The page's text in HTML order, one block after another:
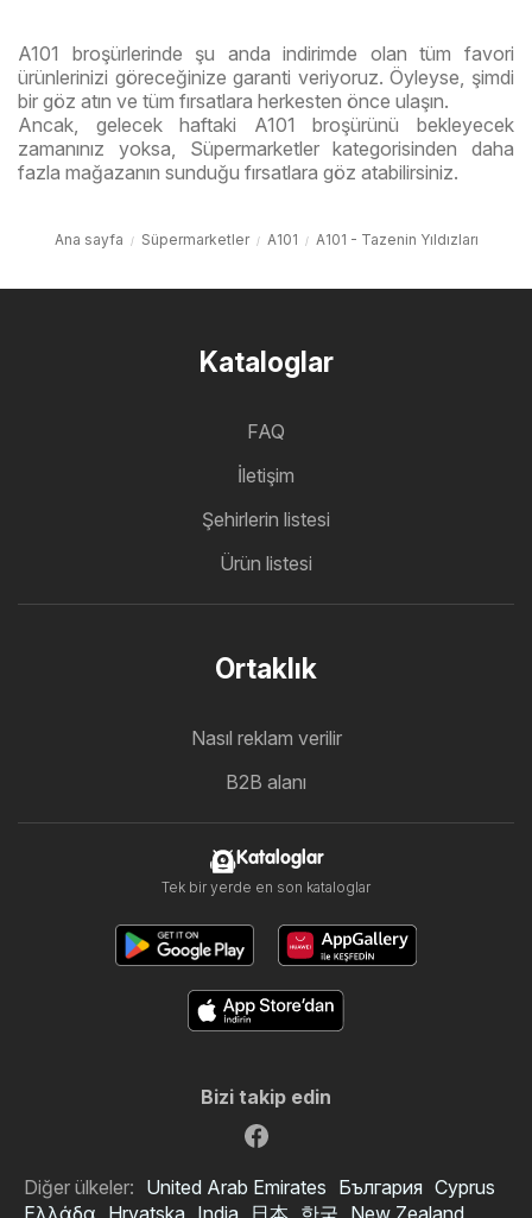
A101 broşürlerinde şu anda indirimde olan tüm favori
ürünlerinizi göreceğinize garanti veriyoruz. Öyleyse, şimdi
bir göz atın ve tüm fırsatlara herkesten önce ulaşın.
Ancak, gelecek haftaki A101 broşürünü bekleyecek
zamanınız yoksa, Süpermarketler kategorisinden daha
fazla mağazanın sunduğu fırsatlara göz atabilirsiniz.
Ana sayfa Süpermarketler A101 A101 - Tazenin Yıldızları
Kataloglar
FAQ
İletişim
Şehirlerin listesi
Ürün listesi
Ortaklık
Nasıl reklam verilir
B2B alanı
Kataloglar
Tek bir yerde en son kataloglar
Bizi takip edin
Diğer ülkeler: United Arab Emirates България Cyprus